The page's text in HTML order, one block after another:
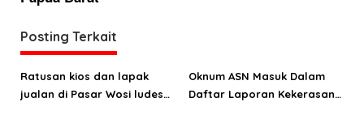
a
s
i
Posting Terkait
Ratusan kios dan lapak
jualan di Pasar Wosi ludes
Oknum ASN Masuk Dalam
Daftar Laporan Kekerasan